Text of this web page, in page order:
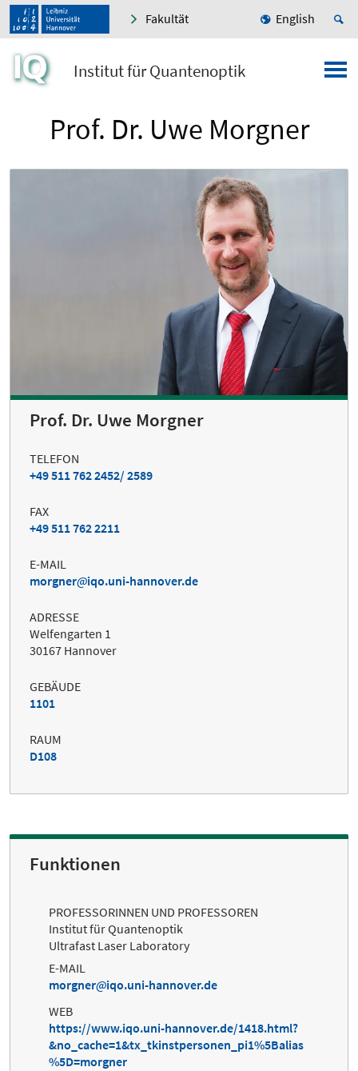
Fakultät English
Institut für Quantenoptik
Prof. Dr. Uwe Morgner
Prof. Dr. Uwe Morgner
TELEFON
+49 511 762 2452/ 2589
FAX
+49 511 762 2211
E-MAIL
morgner
iqo.uni-hannover.de
ADRESSE
Welfengarten 1
30167 Hannover
GEBÄUDE
1101
RAUM
D108
Funktionen
PROFESSORINNEN UND PROFESSOREN
Institut für Quantenoptik
Ultrafast Laser Laboratory
E-MAIL
morgner
iqo.uni-hannover.de
WEB
https://www.iqo.uni-hannover.de/1418.html?
&no_cache=1&tx_tkinstpersonen_pi1%5Balias
%5D=morgner